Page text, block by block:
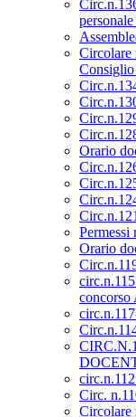
Circolare
Consiglio
Orario
Orario
concorso
Circ.
Circolare